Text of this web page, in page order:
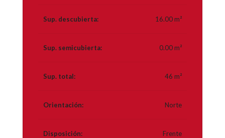
Sup. descubierta: 16.00 m²
Sup. semicubierta: 0.00 m²
Sup. total: 46 m²
Orientación: Norte
Disposición: Frente